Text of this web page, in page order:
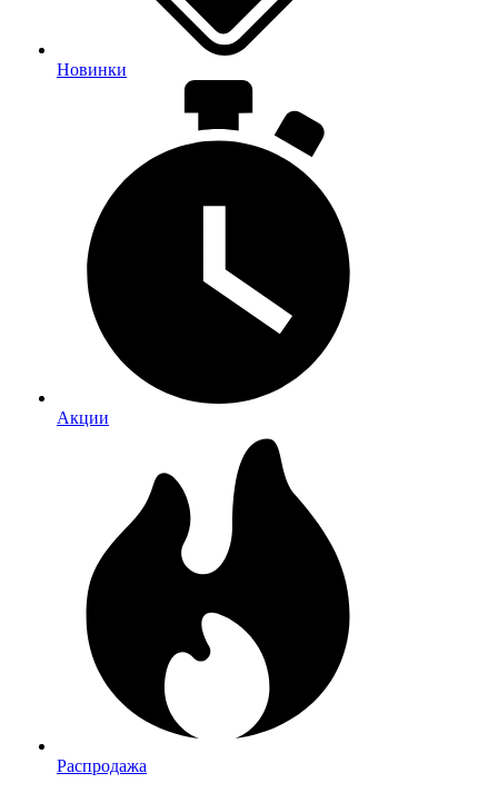
Новинки
Акции
Распродажа